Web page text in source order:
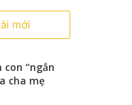
mới
“ngắn
cha mẹ